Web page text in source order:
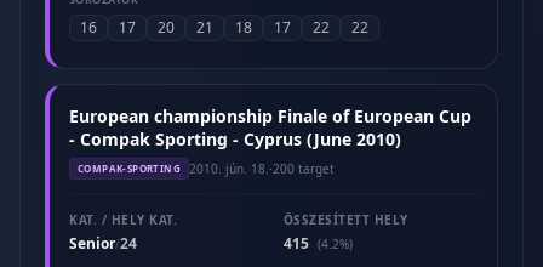
16 17 20 21 18 17 22 22
European championship Finale of European Cup
- Compak Sporting - Cyprus (June 2010)
COMPAK-SPORTING 2010. jún. 18. ·200 target
KAT. / HELY KAT.
Senior/24
ÖSSZESÍTETT HELY
415 (4.2%)